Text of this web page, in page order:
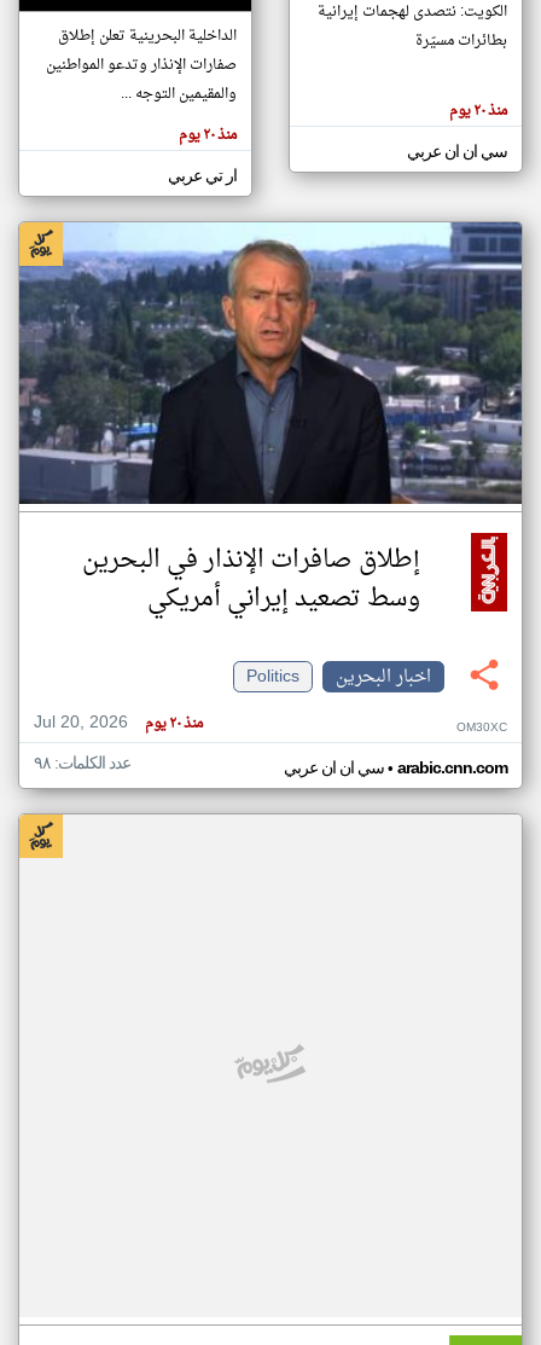
تغيير الدولة
اخبار البحرين على مدار الساعة
أهم اخبار البحرين العاجلة والمباشرة
المقالات
هنا عن
وجهة
نظر
الكويت: نتصدى لهجمات إيرانية
بطائرات مسيّرة
منذ ٢٠ يوم
سي ان ان عربي
الداخلية البحرينية تعلن إطلاق
صفارات الإنذار وتدعو المواطنين
والمقيمين التوجه ...
منذ ٢٠ يوم
ار تي عربي
إطلاق صافرات الإنذار في البحرين
وسط تصعيد إيراني أمريكي
اخبار البحرين
Politics
Jul 20, 2026
منذ ٢٠ يوم OM30XC
سي ان ان عربي• arabic.cnn.com عدد الكلمات: ٩٨
klyoum.com